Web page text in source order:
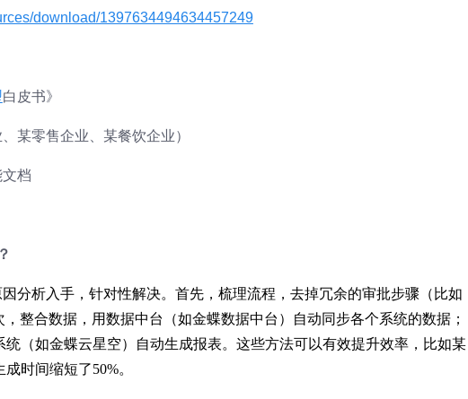
download/1397634494634457249
白皮书》
某零售企业、某餐饮企业）
档
分析入手，针对性解决。首先，梳理流程，去掉冗余的审批步骤（比如
整合数据，用数据中台（如金蝶数据中台）自动同步各个系统的数据；
（如金蝶云星空）自动生成报表。这些方法可以有效提升效率，比如某
时间缩短了50%。